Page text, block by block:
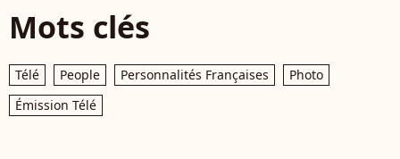
Mots clés
Télé People Personnalités Françaises
Photo
Émission Télé